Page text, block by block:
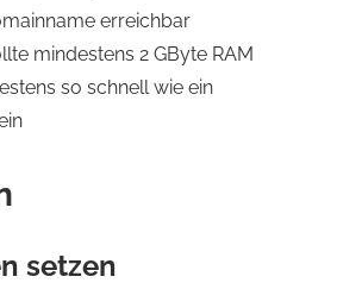
erreichbar
mindestens 2 GByte RAM
so schnell wie ein
setzen